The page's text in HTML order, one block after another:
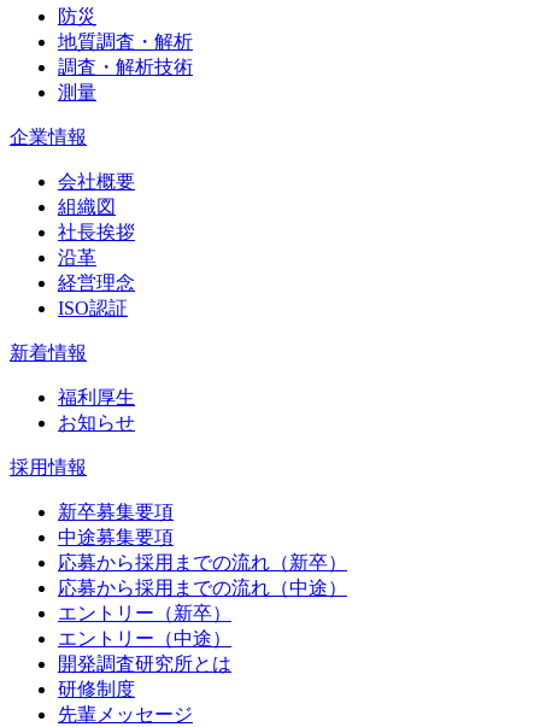
防災
地質調査・解析
調査・解析技術
測量
企業情報
会社概要
組織図
社長挨拶
沿革
経営理念
ISO認証
新着情報
福利厚生
お知らせ
採用情報
新卒募集要項
中途募集要項
応募から採用までの流れ（新卒）
応募から採用までの流れ（中途）
エントリー（新卒）
エントリー（中途）
開発調査研究所とは
研修制度
先輩メッセージ